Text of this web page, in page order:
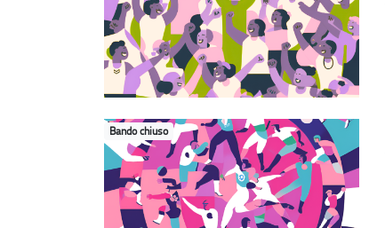
Bando chiuso